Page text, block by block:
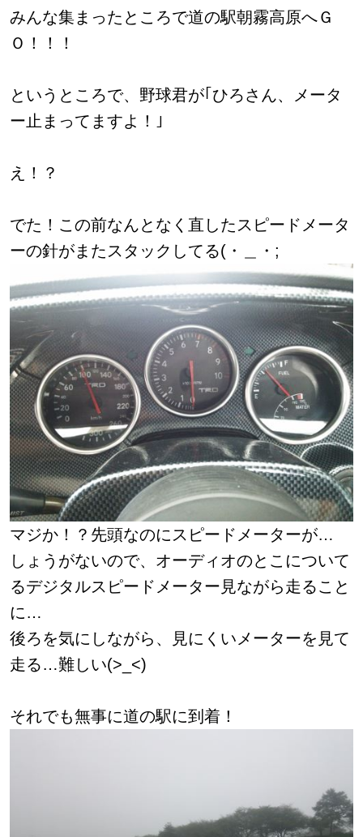
みんな集まったところで道の駅朝霧高原へＧ
Ｏ！！！
というところで、野球君が｢ひろさん、メータ
ー止まってますよ！｣
え！？
でた！この前なんとなく直したスピードメータ
ーの針がまたスタックしてる(・＿・;
マジか！？先頭なのにスピードメーターが…
しょうがないので、オーディオのとこについて
るデジタルスピードメーター見ながら走ること
に…
後ろを気にしながら、見にくいメーターを見て
走る…難しい(>_<)
それでも無事に道の駅に到着！